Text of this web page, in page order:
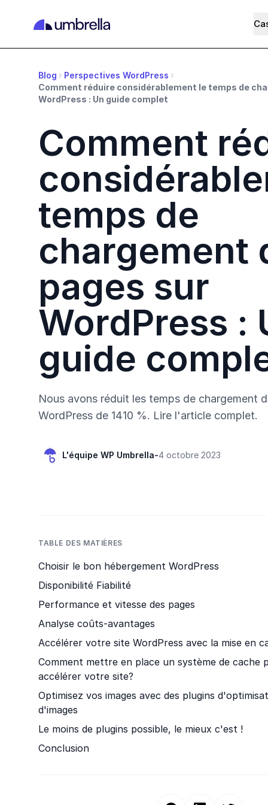
Blog
Perspectives WordPress
Comment réduire considérablement le temps de
WordPress : Un guide complet
Comment
temps de
chargement
pages sur
WordPress :
guide
Nous avons réduit les temps de chargement
WordPress de 1410 %. Lire l'article complet.
L'équipe WP Umbrella-4 octobre 2023
TABLE DES MATIÈRES
Choisir le bon hébergement WordPress
Disponibilité Fiabilité
Performance et vitesse des pages
Analyse coûts-avantages
Accélérer votre site WordPress avec la mise en
Comment mettre en place un système de cache
accélérer votre site?
Optimisez vos images avec des plugins
d'images
Le moins de plugins possible, le mieux c'est !
Conclusion